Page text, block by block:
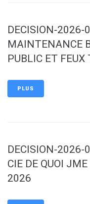
DECISION-2026-
MAINTENANCE
PUBLIC ET FEUX
PLUS
DECISION-2026-
CIE DE QUOI
2026